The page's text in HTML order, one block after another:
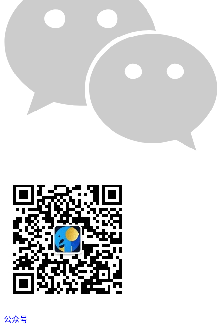
公众号